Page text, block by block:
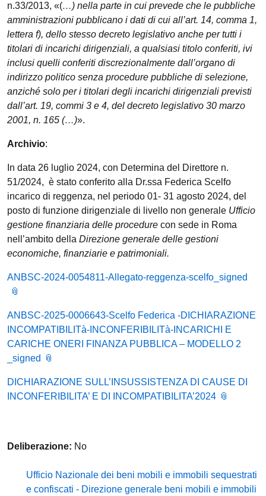
n.33/2013, «(…) nella parte in cui prevede che le pubbliche
amministrazioni pubblicano i dati di cui all’art. 14, comma 1,
lettera f), dello stesso decreto legislativo anche per tutti i
titolari di incarichi dirigenziali, a qualsiasi titolo conferiti, ivi
inclusi quelli conferiti discrezionalmente dall’organo di
indirizzo politico senza procedure pubbliche di selezione,
anziché solo per i titolari degli incarichi dirigenziali previsti
dall’art. 19, commi 3 e 4, del decreto legislativo 30 marzo
2001, n. 165 (…)».
Archivio:
In data 26 luglio 2024, con Determina del Direttore n.
51/2024, è stato conferito alla Dr.ssa Federica Scelfo
incarico di reggenza, nel periodo 01- 31 agosto 2024, del
posto di funzione dirigenziale di livello non generale Ufficio
gestione finanziaria delle procedure con sede in Roma
nell’ambito della Direzione generale delle gestioni
economiche, finanziarie e patrimoniali.
ANBSC-2024-0054811-Allegato-reggenza-scelfo_signed
ANBSC-2025-0006643-Scelfo Federica -DICHIARAZIONE
INCOMPATIBILITà-INCONFERIBILITà-INCARICHI E
CARICHE ONERI FINANZA PUBBLICA – MODELLO 2
_signed
DICHIARAZIONE SULL’INSUSSISTENZA DI CAUSE DI
INCONFERIBILITA’ E DI INCOMPATIBILITA’2024
Deliberazione: No
Ufficio Nazionale dei beni mobili e immobili sequestrati
e confiscati - Direzione generale beni mobili e immobili